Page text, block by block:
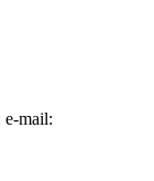
mail: